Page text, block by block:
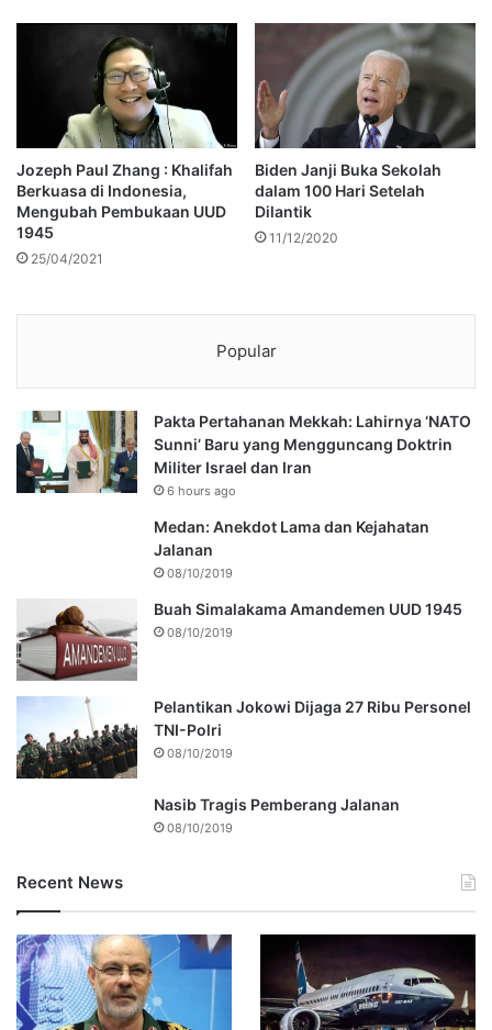
Jozeph Paul Zhang : Khalifah
Berkuasa di Indonesia,
Mengubah Pembukaan UUD
1945
25/04/2021
Biden Janji Buka Sekolah
dalam 100 Hari Setelah
Dilantik
11/12/2020
Popular
Pakta Pertahanan Mekkah: Lahirnya ‘NATO
Sunni’ Baru yang Mengguncang Doktrin
Militer Israel dan Iran
6 hours ago
Medan: Anekdot Lama dan Kejahatan
Jalanan
08/10/2019
Buah Simalakama Amandemen UUD 1945
08/10/2019
Pelantikan Jokowi Dijaga 27 Ribu Personel
TNI-Polri
08/10/2019
Nasib Tragis Pemberang Jalanan
08/10/2019
Recent News